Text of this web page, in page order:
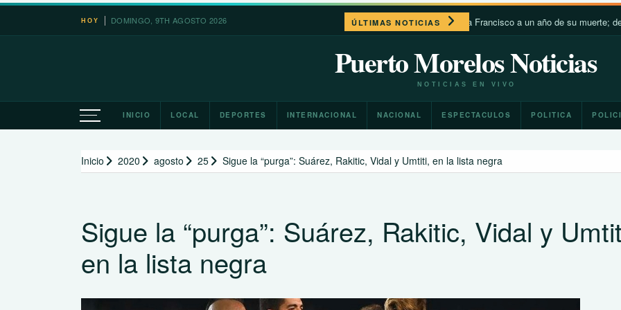
Saltar
HOY DOMINGO, 9TH AGOSTO 2026 ÚLTIMAS NOTICIAS
León XIV recuerda a Francisco a un año de su muerte; destaca su
Puerto Morelos Noticias
NOTICIAS EN VIVO
INICIO LOCAL DEPORTES INTERNACIONAL NACIONAL ESPECTACULOS POLITICA
Inicio 2020 agosto 25 Sigue la “purga”: Suárez, Rakitic, Vidal y Umtiti, en la lista negra
Sigue la “purga”: Suárez, Rakitic, Vidal y
en la lista negra